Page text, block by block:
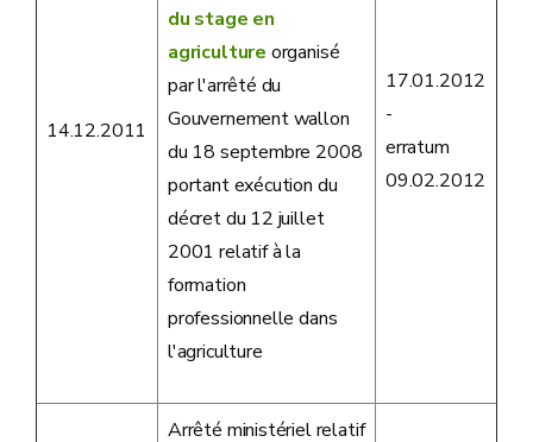
14.12.2011
du stage en
agriculture organisé
par l'arrêté du
Gouvernement wallon
du 18 septembre 2008
portant exécution du
décret du 12 juillet
2001 relatif à la
formation
professionnelle dans
l'agriculture
17.01.2012
-
erratum
09.02.2012
Arrêté ministériel relatif